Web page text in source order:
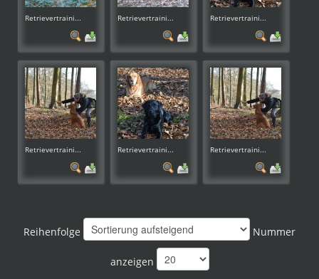
Retrievertraini... Retrievertraini... Retrievertraini...
Retrievertraini... Retrievertraini... Retrievertraini...
Reihenfolge Nummer
anzeigen